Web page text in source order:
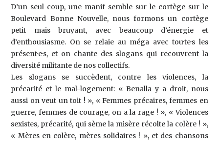
D’un seul coup, une manif semble sur le cortège sur le
Boulevard Bonne Nouvelle, nous formons un cortège
petit mais bruyant, avec beaucoup d’énergie et
d’enthousiasme. On se relaie au méga avec tou·te·s les
présent·e·s, et on chante des slogans qui recouvrent la
diversité militante de nos collectifs.
Les slogans se succèdent, contre les violences, la
précarité et le mal-logement: « Benalla y a droit, nous
aussi on veut un toit ! », « Femmes précaires, femmes en
guerre, femmes de courage, on a la rage ! », « Violences
sexistes, précarité, qui sème la misère récolte la colère ! »,
« Mères en colère, mères solidaires ! », et des chansons